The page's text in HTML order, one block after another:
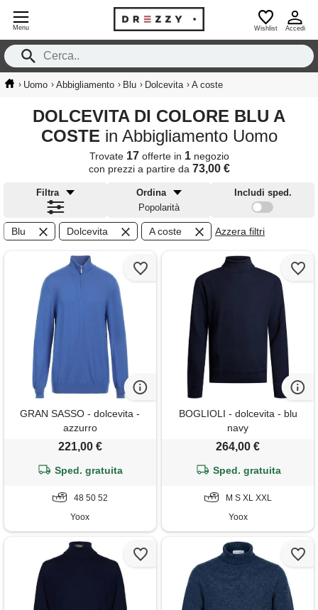
Menu Wishlist Accedi
› Uomo › Abbigliamento › Blu › Dolcevita › A coste
DOLCEVITA DI COLORE BLU A
COSTE in Abbigliamento Uomo
Trovate 17offerte in 1negozio
con prezzi a partire da 73,00 €
Filtra
Ordina
Popolarità
Includi sped.
Blu Dolcevita A coste Azzera filtri
GRAN SASSO - dolcevita -
azzurro
221,00 €
Sped. gratuita
48 50 52
Yoox
BOGLIOLI - dolcevita - blu
navy
264,00 €
Sped. gratuita
M S XL XXL
Yoox